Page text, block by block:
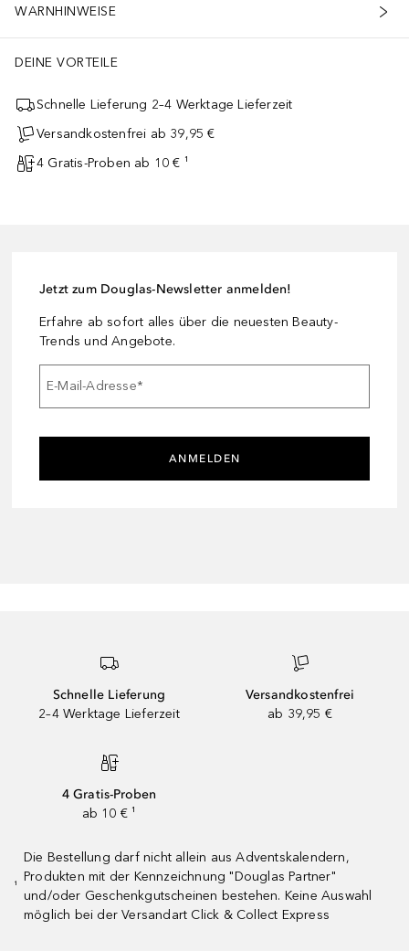
WARNHINWEISE
DEINE VORTEILE
Schnelle Lieferung 2–4 Werktage Lieferzeit
Versandkostenfrei ab 39,95 €
4 Gratis-Proben ab 10 € ¹
Jetzt zum Douglas-Newsletter anmelden!
Erfahre ab sofort alles über die neuesten Beauty-
Trends und Angebote.
E-Mail-Adresse*
ANMELDEN
Schnelle Lieferung
2–4 Werktage Lieferzeit
Versandkostenfrei
ab 39,95 €
4 Gratis-Proben
ab 10 € ¹
¹
Die Bestellung darf nicht allein aus Adventskalendern,
Produkten mit der Kennzeichnung "Douglas Partner"
und/oder Geschenkgutscheinen bestehen. Keine Auswahl
möglich bei der Versandart Click & Collect Express